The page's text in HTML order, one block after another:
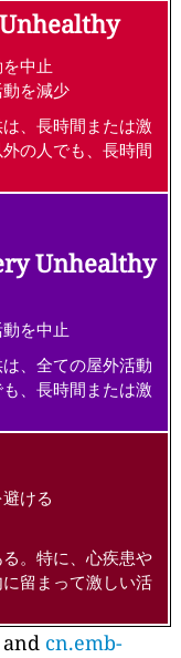
中止
を減少
、長時間または激
の人でも、長時間
Unhealthy
を中止
、全ての屋外活動
、長時間または激
ける
。特に、心疾患や
留まって激しい活
and cn.emb-